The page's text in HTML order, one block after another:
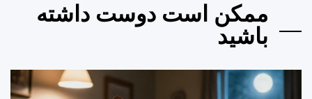
ممکن است دوست داشته
باشید